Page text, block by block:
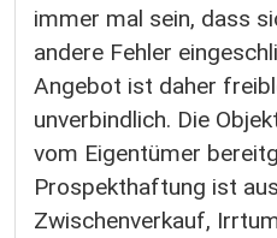
immer mal sein, dass
andere Fehler
Angebot ist daher
unverbindlich. Die
vom Eigentümer
Prospekthaftung ist
Zwischenverkauf,